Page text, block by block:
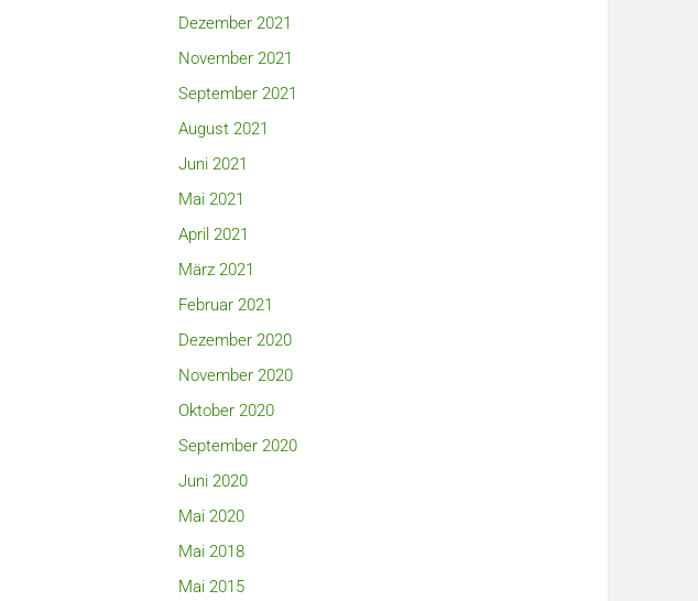
Dezember 2021
November 2021
September 2021
August 2021
Juni 2021
Mai 2021
April 2021
März 2021
Februar 2021
Dezember 2020
November 2020
Oktober 2020
September 2020
Juni 2020
Mai 2020
Mai 2018
Mai 2015